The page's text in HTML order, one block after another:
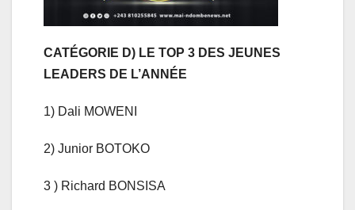
CATÉGORIE D) LE TOP 3 DES JEUNES
LEADERS DE L’ANNÉE
1) Dali MOWENI
2) Junior BOTOKO
3 ) Richard BONSISA